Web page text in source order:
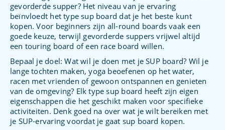
gevorderde supper? Het niveau van je ervaring
beïnvloedt het type sup board dat je het beste kunt
kopen. Voor beginners zijn all-round boards vaak een
goede keuze, terwijl gevorderde suppers vrijwel altijd
een touring board of een race board willen.
Bepaal je doel: Wat wil je doen met je SUP board? Wil je
lange tochten maken, yoga beoefenen op het water,
racen met vrienden of gewoon ontspannen en genieten
van de omgeving? Elk type sup board heeft zijn eigen
eigenschappen die het geschikt maken voor specifieke
activiteiten. Denk goed na over wat je wilt bereiken met
je SUP-ervaring voordat je gaat sup board kopen.